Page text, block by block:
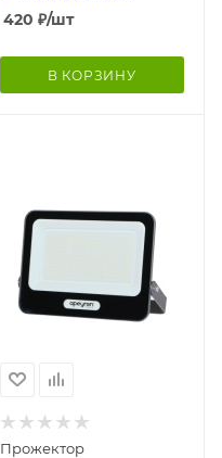
420 ₽/шт
В КОРЗИНУ
Прожектор